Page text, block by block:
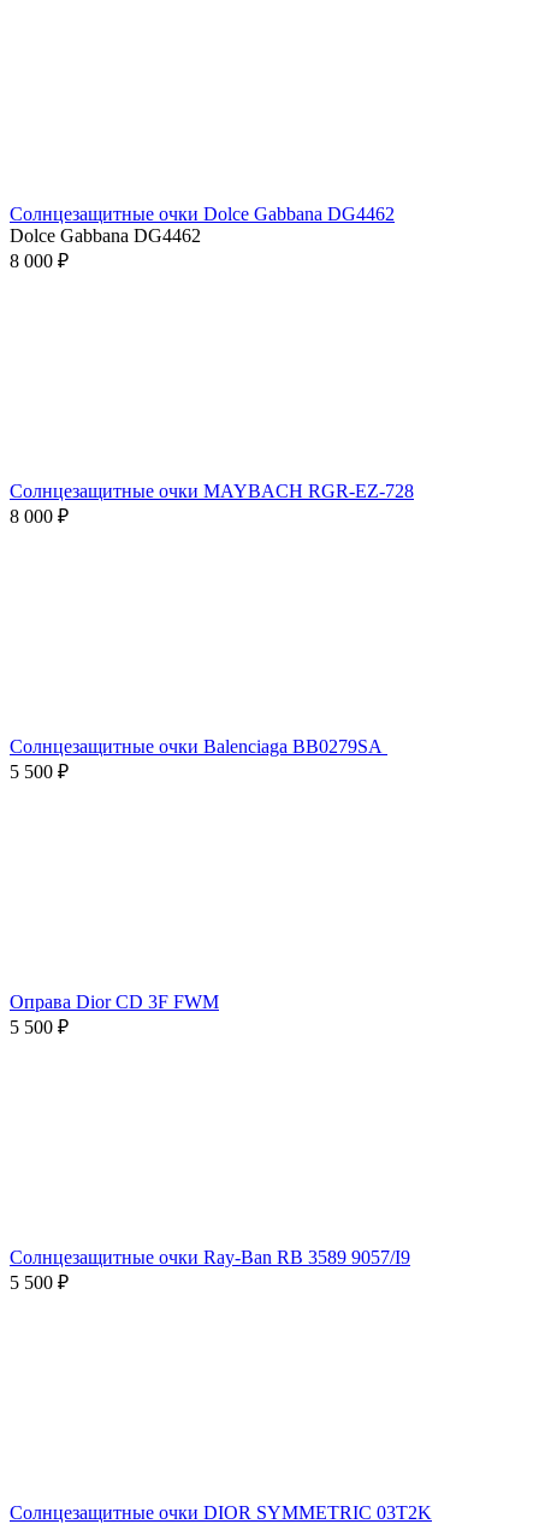
Солнцезащитные очки Dolce Gabbana DG4462
Dolce Gabbana DG4462
8 000 ₽
Солнцезащитные очки MAYBACH RGR-EZ-728
8 000 ₽
Солнцезащитные очки Balenciaga BB0279SA
5 500 ₽
Оправа Dior CD 3F FWM
5 500 ₽
Солнцезащитные очки Ray-Ban RB 3589 9057/I9
5 500 ₽
Солнцезащитные очки DIOR SYMMETRIC 03T2K